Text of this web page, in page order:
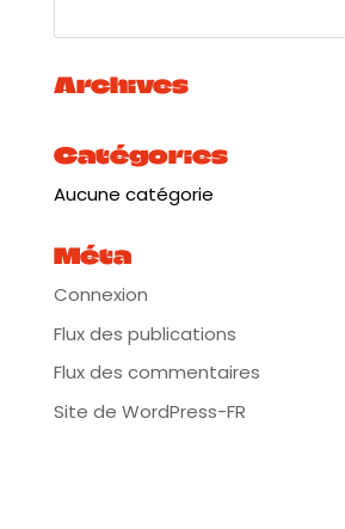
Archives
Catégories
Aucune catégorie
Méta
Connexion
Flux des publications
Flux des commentaires
Site de WordPress-FR